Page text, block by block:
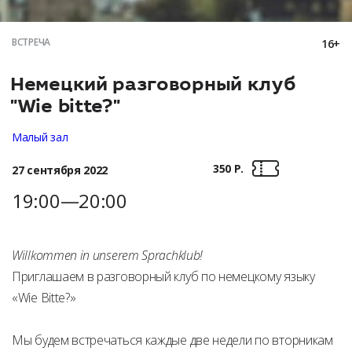
ВСТРЕЧА 16+
Немецкий разговорный клуб
"Wie bitte?"
Малый зал
27 сентября 2022
19:00—20:00
350 Р.
Willkommen in unserem Sprachklub!
Приглашаем в разговорный клуб по немецкому языку
«Wie Bitte?»
Мы будем встречаться каждые две недели по вторникам